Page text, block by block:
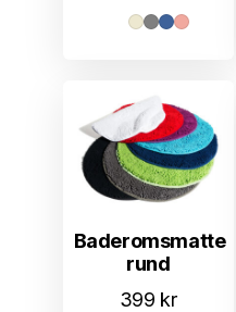
Baderomsmatte
rund
399 kr